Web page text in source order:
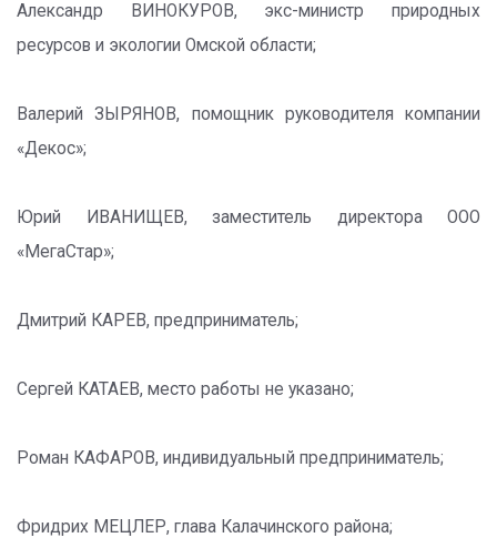
Александр ВИНОКУРОВ, экс-министр природных
ресурсов и экологии Омской области;
Валерий ЗЫРЯНОВ, помощник руководителя компании
«Декос»;
Юрий ИВАНИЩЕВ, заместитель директора ООО
«МегаСтар»;
Дмитрий КАРЕВ, предприниматель;
Сергей КАТАЕВ, место работы не указано;
Роман КАФАРОВ, индивидуальный предприниматель;
Фридрих МЕЦЛЕР, глава Калачинского района;